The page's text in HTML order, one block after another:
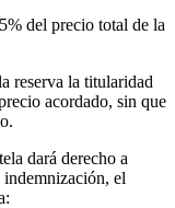
del precio total de la
reserva la titularidad
acordado, sin que
dará derecho a
el